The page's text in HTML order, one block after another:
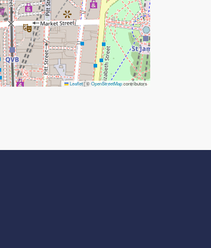
Leaflet|©OpenStreetMapcontributors